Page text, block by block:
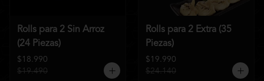
Rolls para 2 Sin Arroz
(24 Piezas)
$18.990
$19.490
Rolls para 2 Extra (35
Piezas)
$19.990
$24.140